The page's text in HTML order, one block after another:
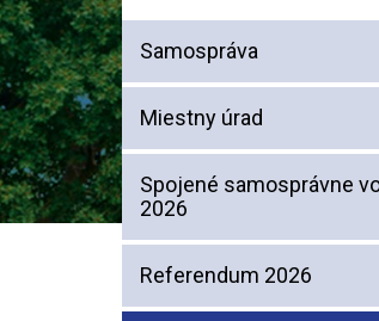
Samospráva
Miestny úrad
Spojené samosprávne
2026
Referendum 2026